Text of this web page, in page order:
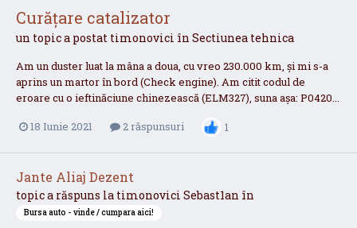
Curățare catalizator
un topic a postat timonovici în Sectiunea tehnica
Am un duster luat la mâna a doua, cu vreo 230.000 km, și mi s-a
aprins un martor în bord (Check engine). Am citit codul de
eroare cu o ieftinăciune chinezească (ELM327), suna așa: P0420...
18 Iunie 2021 2 răspunsuri 1
Jante Aliaj Dezent
topic a răspuns la timonovici Sebast1an în
Bursa auto - vinde / cumpara aici!